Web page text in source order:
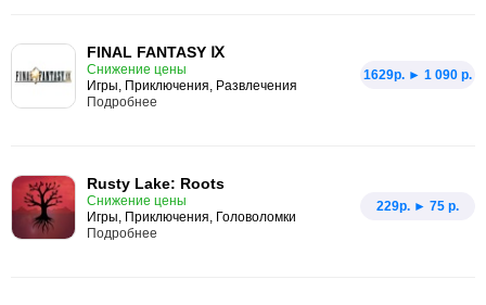
FINAL FANTASY Ⅸ
Снижение цены
Игры, Приключения, Развлечения
1629p. ► 1 090 р.
Подробнее
Rusty Lake: Roots
Снижение цены
Игры, Приключения, Головоломки
229p. ► 75 р.
Подробнее